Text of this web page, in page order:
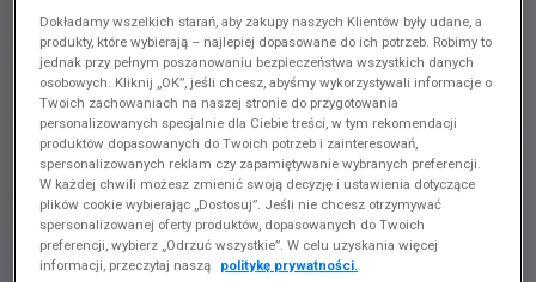
Dokładamy wszelkich starań, aby zakupy naszych Klientów były udane, a
produkty, które wybierają – najlepiej dopasowane do ich potrzeb. Robimy to
jednak przy pełnym poszanowaniu bezpieczeństwa wszystkich danych
osobowych. Kliknij „OK”, jeśli chcesz, abyśmy wykorzystywali informacje o
Twoich zachowaniach na naszej stronie do przygotowania
personalizowanych specjalnie dla Ciebie treści, w tym rekomendacji
produktów dopasowanych do Twoich potrzeb i zainteresowań,
spersonalizowanych reklam czy zapamiętywanie wybranych preferencji.
W każdej chwili możesz zmienić swoją decyzję i ustawienia dotyczące
plików cookie wybierając „Dostosuj”. Jeśli nie chcesz otrzymywać
spersonalizowanej oferty produktów, dopasowanych do Twoich
preferencji, wybierz „Odrzuć wszystkie”. W celu uzyskania więcej
informacji, przeczytaj naszą
politykę prywatności.